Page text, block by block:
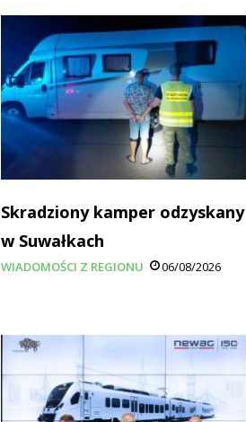
Skradziony kamper odzyskany
w Suwałkach
WIADOMOŚCI Z REGIONU 06/08/2026